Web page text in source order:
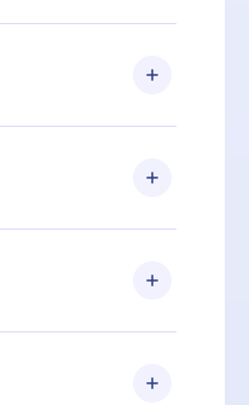
Se por algum
com nossa
solicitar o
Por
confirmar a
o aniversário
de 2500+
pode ler ou
Android e